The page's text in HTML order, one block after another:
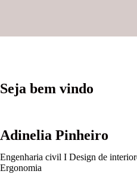
Seja bem vindo
Adinelia Pinheiro
Engenharia civil I Design de
Ergonomia